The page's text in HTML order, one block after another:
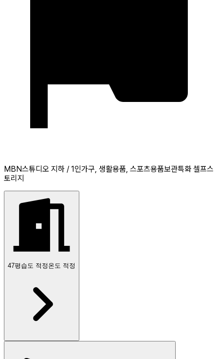
MBN스튜디오 지하 / 1인가구, 생활용품, 스포츠용품보관특화 셀프스
토리지
47평 습도 적정 온도 적정